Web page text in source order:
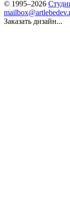
© 1995–2026
Заказать дизайн...